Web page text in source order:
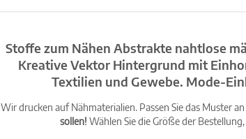
Stoffe zum Nähen Abstrakte nahtlose
Kreative Vektor Hintergrund mit
Textilien und Gewebe. Mode-
Wir drucken auf Nähmaterialien. Passen Sie das Muster
sollen! Wählen Sie die Größe der